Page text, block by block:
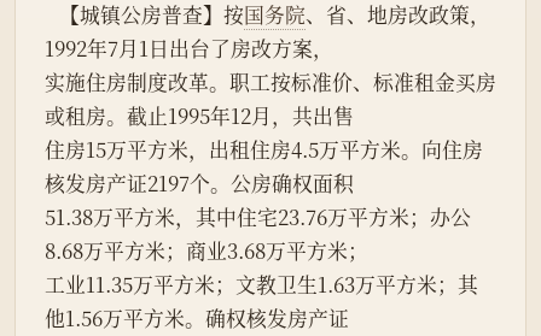
   【城镇公房普查】按
国务院、省、地房改政策，
1992年7月1日出台了房改方案，
实施住房制度改革。职工按标准价、标准租金买房
或租房。截止1995年12月，共出售
住房15万平方米，出租住房4.5万平方米。向住房
核发房产证2197个。公房确权面积
51.38万平方米，其中住宅23.76万平方米；办公
8.68万平方米；商业3.68万平方米；
工业11.35万平方米；文教卫生1.63万平方米；其
他1.56万平方米。确权核发房产证